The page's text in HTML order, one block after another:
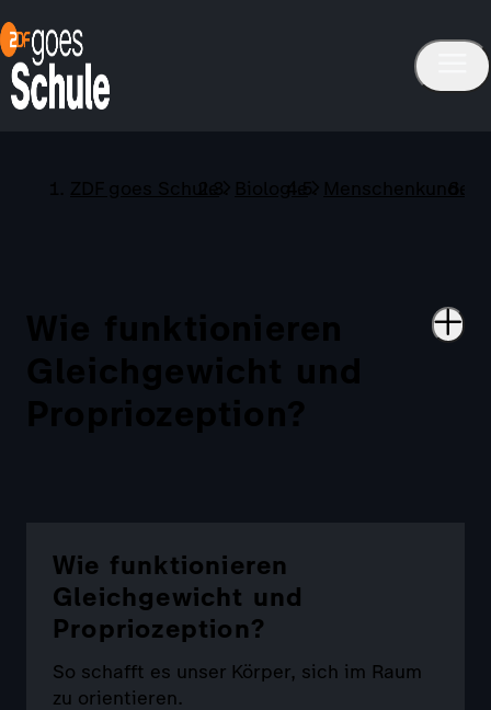
ZDF goes Schule Biologie Menschenkunde
Wie funktionieren
Gleichgewicht und
Propriozeption?
Wie funktionieren
Gleichgewicht und
Propriozeption?
So schafft es unser Körper, sich im Raum
zu orientieren.